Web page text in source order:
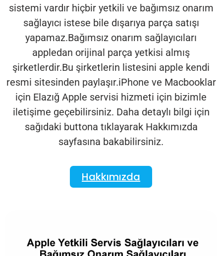
sistemi vardır hiçbir yetkili ve bağımsız onarım
sağlayıcı istese bile dışarıya parça satışı
yapamaz.Bağımsız onarım sağlayıcıları
appledan orijinal parça yetkisi almış
şirketlerdir.Bu şirketlerin listesini apple kendi
resmi sitesinden paylaşır.iPhone ve Macbooklar
için Elazığ Apple servisi hizmeti için bizimle
iletişime geçebilirsiniz. Daha detaylı bilgi için
sağıdaki buttona tıklayarak Hakkımızda
sayfasına bakabilirsiniz.
Hakkımızda